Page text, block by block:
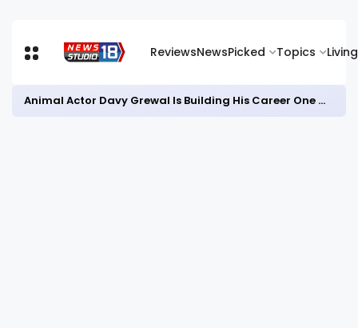
ReviewsNewsPicked Topics Living
Animal Actor Davy Grewal Is Building His Career One Role at a Time- from Courtrooms to Cinema